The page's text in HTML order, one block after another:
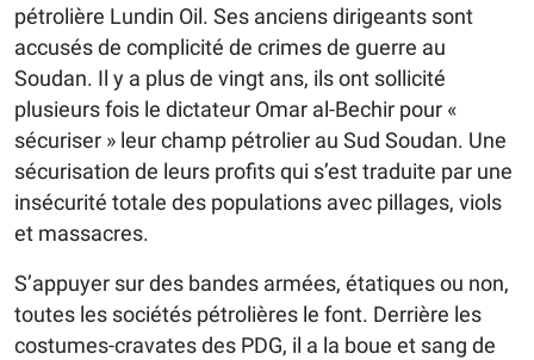
pétrolière Lundin Oil. Ses anciens dirigeants sont
accusés de complicité de crimes de guerre au
Soudan. Il y a plus de vingt ans, ils ont sollicité
plusieurs fois le dictateur Omar al-Bechir pour «
sécuriser » leur champ pétrolier au Sud Soudan. Une
sécurisation de leurs profits qui s’est traduite par une
insécurité totale des populations avec pillages, viols
et massacres.
S’appuyer sur des bandes armées, étatiques ou non,
toutes les sociétés pétrolières le font. Derrière les
costumes-cravates des PDG, il a la boue et sang de